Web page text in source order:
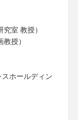
室 教授）
授）
ホールディン